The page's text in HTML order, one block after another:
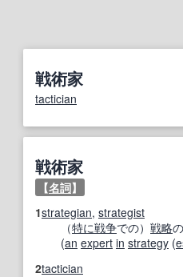
戦術家
tactician
戦術家
【名詞】
1strategian, strategist
（特に戦争での） 戦略の
(an expert in strategy (
2tactician